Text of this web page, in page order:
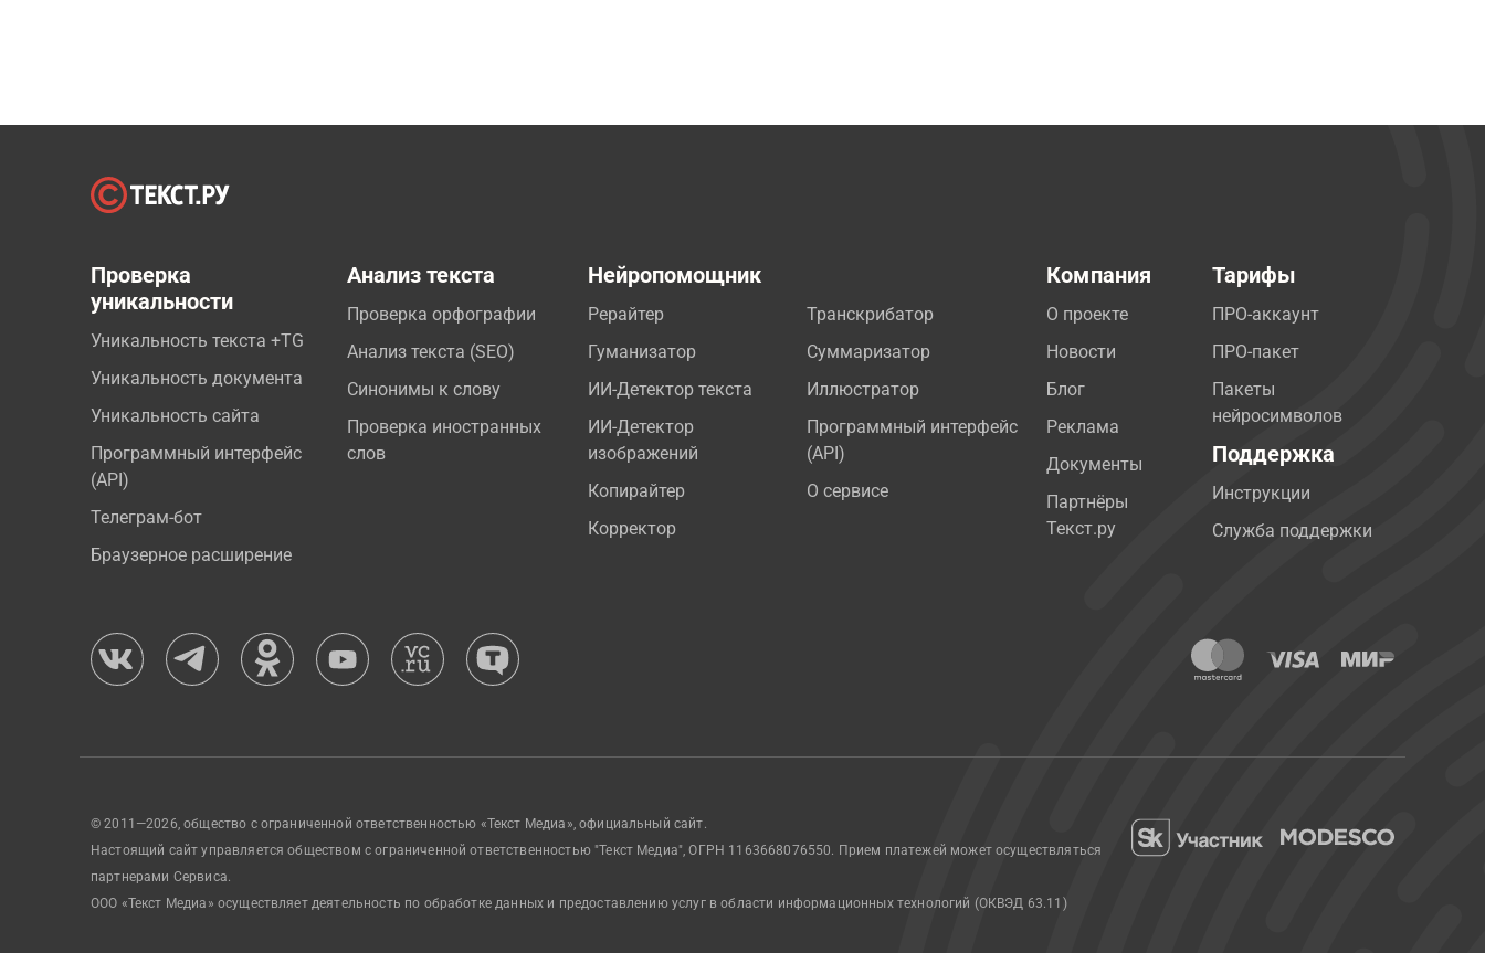
Проверка
уникальности
Уникальность текста +TG
Уникальность документа
Уникальность сайта
Программный интерфейс
(API)
Телеграм-бот
Браузерное расширение
Анализ текста
Проверка орфографии
Анализ текста (SEO)
Синонимы к слову
Проверка иностранных
слов
Нейропомощник
Рерайтер
Гуманизатор
ИИ-Детектор текста
ИИ-Детектор
изображений
Копирайтер
Корректор
Транскрибатор
Суммаризатор
Иллюстратор
Программный интерфейс
(API)
О сервисе
Компания
О проекте
Новости
Блог
Реклама
Документы
Партнёры
Текст.ру
Тарифы
ПРО-аккаунт
ПРО-пакет
Пакеты
нейросимволов
Поддержка
Инструкции
Служба поддержки
© 2011—2026, общество с ограниченной ответственностью «Текст Медиа», официальный сайт.
Настоящий сайт управляется обществом с ограниченной ответственностью "Текст Медиа", ОГРН 1163668076550. Прием платежей может осуществляться
партнерами Сервиса.
ООО «Текст Медиа» осуществляет деятельность по обработке данных и предоставлению услуг в области информационных технологий (ОКВЭД 63.11)